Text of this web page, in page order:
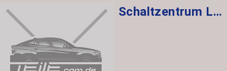
Schaltzentrum Lenksäule